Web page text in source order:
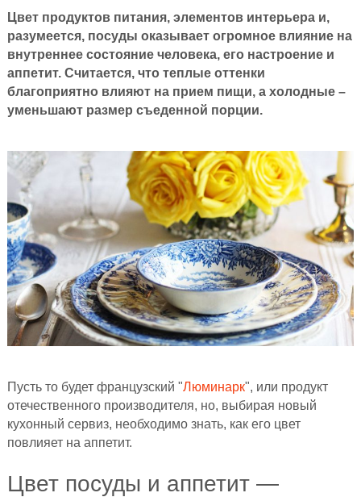
Цвет продуктов питания, элементов интерьера и,
разумеется, посуды оказывает огромное влияние на
внутреннее состояние человека, его настроение и
аппетит. Считается, что теплые оттенки
благоприятно влияют на прием пищи, а холодные –
уменьшают размер съеденной порции.
Пусть то будет французский "Люминарк", или продукт
отечественного производителя, но, выбирая новый
кухонный сервиз, необходимо знать, как его цвет
повлияет на аппетит.
Цвет посуды и аппетит —